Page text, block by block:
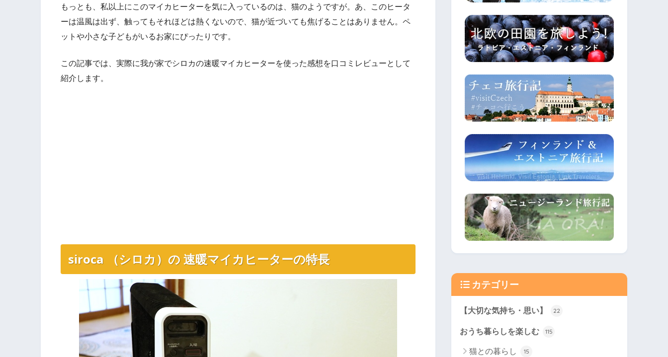
もっとも、私以上にこのマイカヒーターを気に入っているのは、猫のようですが。あ、このヒータ
ーは温風は出ず、触ってもそれほどは熱くないので、猫が近づいても焦げることはありません。ペ
ットや小さな子どもがいるお家にぴったりです。
この記事では、実際に我が家でシロカの速暖マイカヒーターを使った感想を口コミレビューとして
紹介します。
siroca （シロカ）の 速暖マイカヒーターの特長
カテゴリー
【大切な気持ち・思い】 22
おうち暮らしを楽しむ 115
猫との暮らし 15